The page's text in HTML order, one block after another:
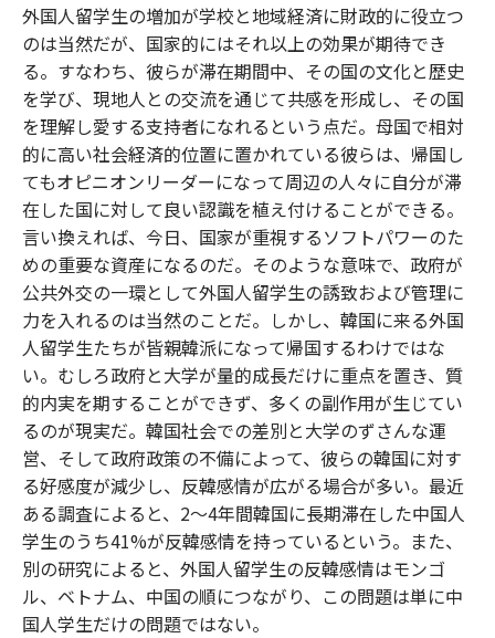
外国人留学生の増加が学校と地域経済に財政的に役立つ
のは当然だが、国家的にはそれ以上の効果が期待でき
る。すなわち、彼らが滞在期間中、その国の文化と歴史
を学び、現地人との交流を通じて共感を形成し、その国
を理解し愛する支持者になれるという点だ。母国で相対
的に高い社会経済的位置に置かれている彼らは、帰国し
てもオピニオンリーダーになって周辺の人々に自分が滞
在した国に対して良い認識を植え付けることができる。
言い換えれば、今日、国家が重視するソフトパワーのた
めの重要な資産になるのだ。そのような意味で、政府が
公共外交の一環として外国人留学生の誘致および管理に
力を入れるのは当然のことだ。しかし、韓国に来る外国
人留学生たちが皆親韓派になって帰国するわけではな
い。むしろ政府と大学が量的成長だけに重点を置き、質
的内実を期することができず、多くの副作用が生じてい
るのが現実だ。韓国社会での差別と大学のずさんな運
営、そして政府政策の不備によって、彼らの韓国に対す
る好感度が減少し、反韓感情が広がる場合が多い。最近
ある調査によると、2～4年間韓国に長期滞在した中国人
学生のうち41%が反韓感情を持っているという。また、
別の研究によると、外国人留学生の反韓感情はモンゴ
ル、ベトナム、中国の順につながり、この問題は単に中
国人学生だけの問題ではない。